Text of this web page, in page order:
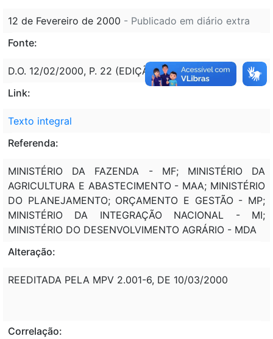
12 de Fevereiro de 2000 - Publicado em diário extra
Fonte:
D.O. 12/02/2000, P. 22 (EDIÇÃO EXTRA)
Link:
Texto integral
Referenda:
MINISTÉRIO DA FAZENDA - MF; MINISTÉRIO DA
AGRICULTURA E ABASTECIMENTO - MAA; MINISTÉRIO
DO PLANEJAMENTO; ORÇAMENTO E GESTÃO - MP;
MINISTÉRIO DA INTEGRAÇÃO NACIONAL - MI;
MINISTÉRIO DO DESENVOLVIMENTO AGRÁRIO - MDA
Alteração:
REEDITADA PELA MPV 2.001-6, DE 10/03/2000
Correlação: